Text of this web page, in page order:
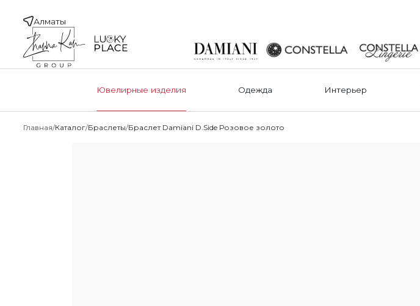
Алматы
Ювелирные изделия Одежда Интерьер
Главная Каталог Браслеты Браслет Damiani D.Side Розовое золото